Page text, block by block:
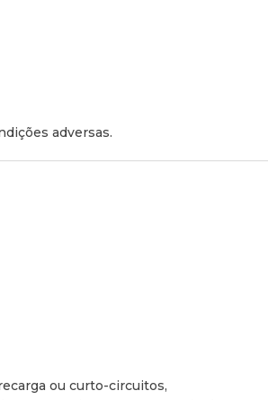
adversas.
ou curto-circuitos,